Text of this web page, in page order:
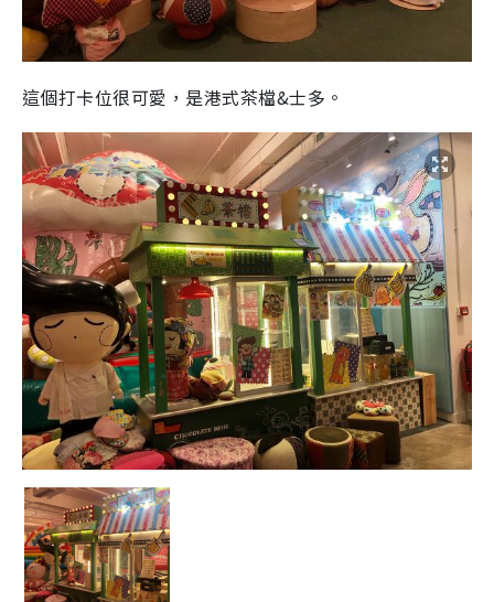
這個打卡位很可愛，是港式茶檔&士多。